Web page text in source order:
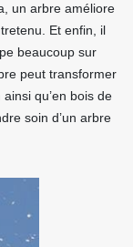
un arbre améliore
Et enfin, il
beaucoup sur
peut transformer
qu’en bois de
soin d’un arbre